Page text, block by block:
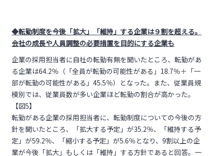
◆転勤制度を今後「拡大」「維持」する企業は９割を超える。
会社の成長や人員調整の必要措置を目的にする企業も
企業の採用担当者に自社の転勤有無を聞いたところ、転勤があ
る企業は64.2％（「全員が転勤の可能性がある」18.7％＋「一
部が転勤の可能性がある」45.5％）となった。また、従業員規
模別では、従業員数が多い企業ほど転勤の割合が高かった。
【図5】
転勤がある企業の採用担当者に、転勤制度についての今後の方
針を聞いたところ、「拡大する予定」が35.2％、「維持する予
定」が59.2％、「縮小する予定」が5.6％となり、9割以上の企
業が今後「拡大」もしくは「維持」する方針であると回答。一